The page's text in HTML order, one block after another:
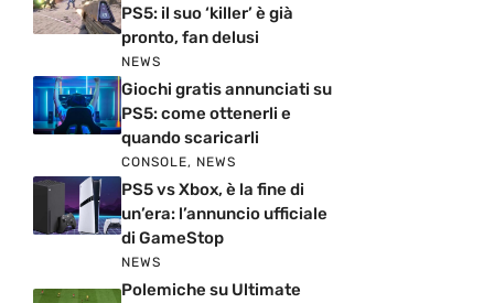
PS5: il suo ‘killer’ è già
pronto, fan delusi
NEWS
Giochi gratis annunciati su
PS5: come ottenerli e
quando scaricarli
CONSOLE, NEWS
PS5 vs Xbox, è la fine di
un’era: l’annuncio ufficiale
di GameStop
NEWS
Polemiche su Ultimate